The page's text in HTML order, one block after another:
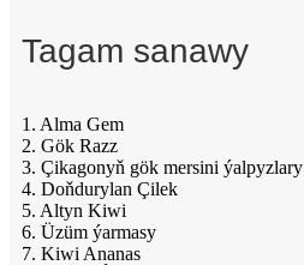
Tagam sanawy
1. Alma Gem
2. Gök Razz
3. Çikagonyň gök mersini ýalpyzlary
4. Doňdurylan Çilek
5. Altyn Kiwi
6. Üzüm ýarmasy
7. Kiwi Ananas